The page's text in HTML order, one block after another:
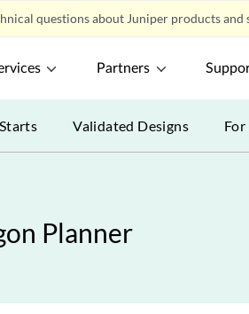
questions about Juniper products and
Partners
Validated Designs
Planner